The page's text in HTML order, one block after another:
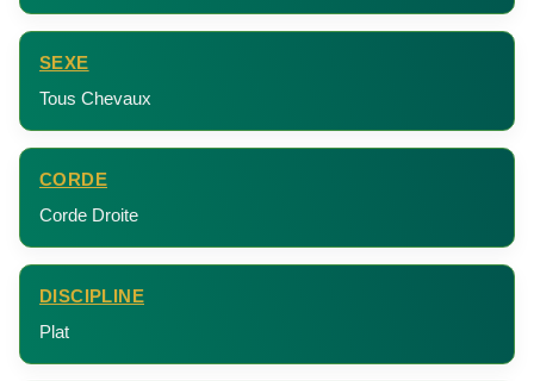
SEXE
Tous Chevaux
CORDE
Corde Droite
DISCIPLINE
Plat